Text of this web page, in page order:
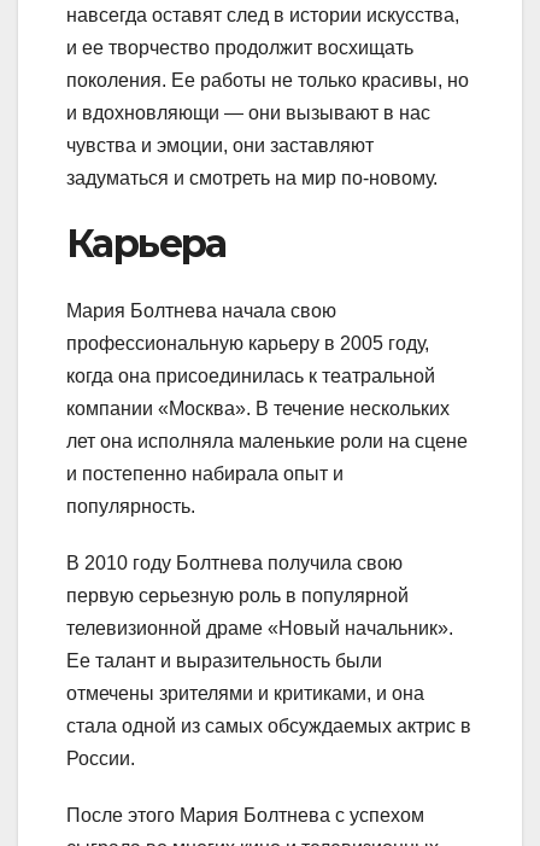
навсегда оставят след в истории искусства,
и ее творчество продолжит восхищать
поколения. Ее работы не только красивы, но
и вдохновляющи — они вызывают в нас
чувства и эмоции, они заставляют
задуматься и смотреть на мир по-новому.
Карьера
Мария Болтнева начала свою
профессиональную карьеру в 2005 году,
когда она присоединилась к театральной
компании «Москва». В течение нескольких
лет она исполняла маленькие роли на сцене
и постепенно набирала опыт и
популярность.
В 2010 году Болтнева получила свою
первую серьезную роль в популярной
телевизионной драме «Новый начальник».
Ее талант и выразительность были
отмечены зрителями и критиками, и она
стала одной из самых обсуждаемых актрис в
России.
После этого Мария Болтнева с успехом